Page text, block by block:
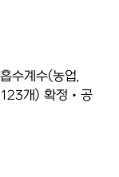
수계수(농업,
123개) 확정‧공